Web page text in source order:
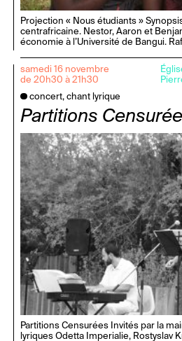
Projection « Nous étudiants »
centrafricaine. Nestor, Aaron et
économie à l’Université de Bangui.
samedi 16 novembre
de 20h30 à 21h30
concert, chant lyrique
Partitions
Partitions Censurées Invités par la
lyriques Odetta Imperialie, Rostyslav